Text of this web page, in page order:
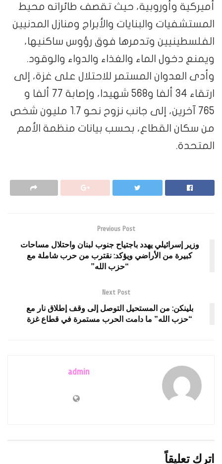
أميركية وأوروبية، حيث تقصف طائراته محيط
المستشفيات والبنايات والأبراج ومنازل المدنيين
الفلسطينيين وتدمرها فوق رؤوس ساكنيها،
ويمنع دخول الماء والغذاء والدواء والوقود.
وأدى العدوان المستمر للاحتلال على غزة، إلى
ارتقاء 34 ألفا و568 شهيدا، وإصابة 77 ألفا و
765 آخرين، إلى جانب نزوح نحو 1.7 مليون شخص
من سكان القطاع، بحسب بيانات منظمة الأمم
المتحدة.
Previous Post
وزير إسرائيلي يهدد باجتياح جنوب لبنان واحتلال مساحات
كبيرة من الأراضي ويؤكد: نقترب من حرب شاملة مع
“حزب الله”
Next Post
بلينكن: من المستحيل التوصل إلى وقف إطلاق نار مع
“حزب الله” ما دامت الحرب مستمرة في قطاع غزة
admin